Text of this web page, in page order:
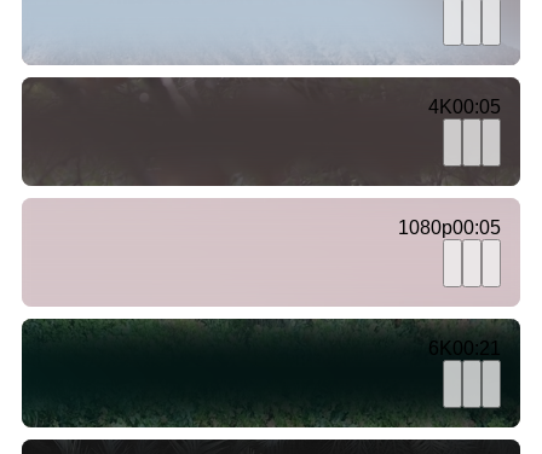
00:05
4K
00:05
1080p
00:21
6K